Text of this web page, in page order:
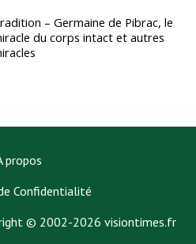
– Germaine de Pibrac, le
du corps intact et autres
propos
© 2002-2026 visiontimes.fr
Confidentialité